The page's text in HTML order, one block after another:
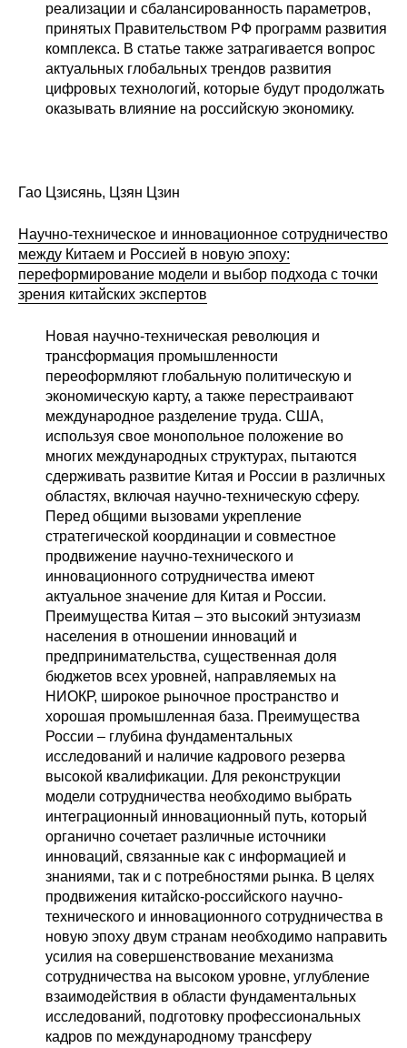
реализации и сбалансированность параметров,
принятых Правительством РФ программ развития
комплекса. В статье также затрагивается вопрос
актуальных глобальных трендов развития
цифровых технологий, которые будут продолжать
оказывать влияние на российскую экономику.
Гао Цзисянь, Цзян Цзин
Научно-техническое и инновационное сотрудничество
между Китаем и Россией в новую эпоху:
переформирование модели и выбор подхода с точки
зрения китайских экспертов
Новая научно-техническая революция и
трансформация промышленности
переоформляют глобальную политическую и
экономическую карту, а также перестраивают
международное разделение труда. США,
используя свое монопольное положение во
многих международных структурах, пытаются
сдерживать развитие Китая и России в различных
областях, включая научно-техническую сферу.
Перед общими вызовами укрепление
стратегической координации и совместное
продвижение научно-технического и
инновационного сотрудничества имеют
актуальное значение для Китая и России.
Преимущества Китая – это высокий энтузиазм
населения в отношении инноваций и
предпринимательства, существенная доля
бюджетов всех уровней, направляемых на
НИОКР, широкое рыночное пространство и
хорошая промышленная база. Преимущества
России – глубина фундаментальных
исследований и наличие кадрового резерва
высокой квалификации. Для реконструкции
модели сотрудничества необходимо выбрать
интеграционный инновационный путь, который
органично сочетает различные источники
инноваций, связанные как с информацией и
знаниями, так и с потребностями рынка. В целях
продвижения китайско-российского научно-
технического и инновационного сотрудничества в
новую эпоху двум странам необходимо направить
усилия на совершенствование механизма
сотрудничества на высоком уровне, углубление
взаимодействия в области фундаментальных
исследований, подготовку профессиональных
кадров по международному трансферу